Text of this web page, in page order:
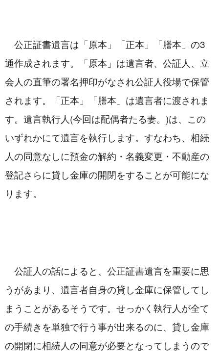
公正証書遺言は「原本」「正本」「謄本」の3
通作成されます。「原本」は遺言者、公証人、立
会人の直筆の署名押印がなされ公証人役場で保管
されます。「正本」「謄本」は遺言者に渡されま
す。遺言執行人(今回は配偶者たる妻。)は、この
いずれかにて遺言を執行します。すなわち、相続
人の同意なしに預金の解約・名義変更・不動産の
登記さらに貸し金庫の開閉をすることが可能にな
ります。
公証人の話によると、公正証書遺言を重要に思
うがあまり、遺言者自身の貸し金庫に保管してし
まうことがあるそうです。せっかく執行人が全て
の手続きを単独で行う事が出来るのに、貸し金庫
の開閉に相続人の同意が必要となってしまうので